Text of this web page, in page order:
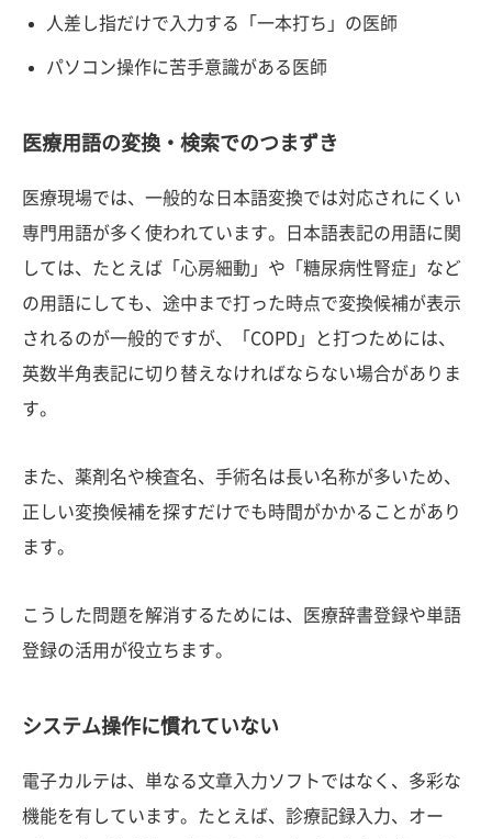
人差し指だけで入力する「一本打ち」の医師
パソコン操作に苦手意識がある医師
医療用語の変換・検索でのつまずき
医療現場では、一般的な日本語変換では対応されにくい
専門用語が多く使われています。日本語表記の用語に関
しては、たとえば「心房細動」や「糖尿病性腎症」など
の用語にしても、途中まで打った時点で変換候補が表示
されるのが一般的ですが、「COPD」と打つためには、
英数半角表記に切り替えなければならない場合がありま
す。
また、薬剤名や検査名、手術名は長い名称が多いため、
正しい変換候補を探すだけでも時間がかかることがあり
ます。
こうした問題を解消するためには、医療辞書登録や単語
登録の活用が役立ちます。
システム操作に慣れていない
電子カルテは、単なる文章入力ソフトではなく、多彩な
機能を有しています。たとえば、診療記録入力、オー